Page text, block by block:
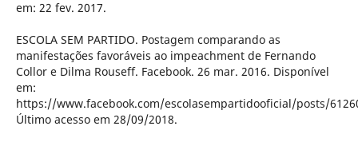
em: 22 fev. 2017.
ESCOLA SEM PARTIDO. Postagem comparando as
manifestações favoráveis ao impeachment de Fernando
Collor e Dilma Rouseff. Facebook. 26 mar. 2016. Disponível
em:
https://www.facebook.com/escolasempartidooficial/posts/
Último acesso em 28/09/2018.